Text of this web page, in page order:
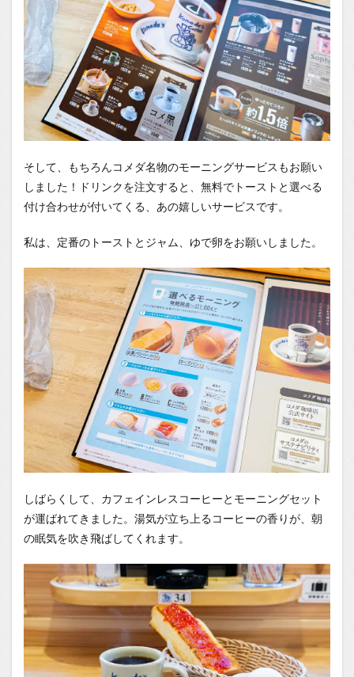
そして、もちろんコメダ名物のモーニングサービスもお願い
しました！ドリンクを注文すると、無料でトーストと選べる
付け合わせが付いてくる、あの嬉しいサービスです。
私は、定番のトーストとジャム、ゆで卵をお願いしました。
しばらくして、カフェインレスコーヒーとモーニングセット
が運ばれてきました。湯気が立ち上るコーヒーの香りが、朝
の眠気を吹き飛ばしてくれます。